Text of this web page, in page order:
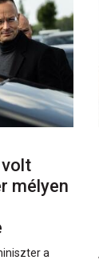
mélyen
a